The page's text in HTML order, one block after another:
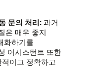
문의 처리:과거
은 매우 좋지
화하기를
어시스턴트 또한
이고 정확하고